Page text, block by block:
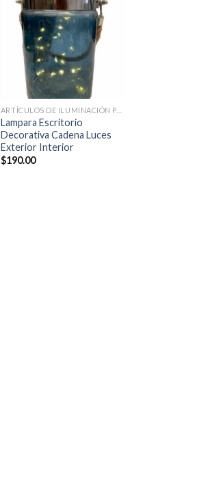
Añadir
a la
lista de
deseos
ARTÍCULOS DE ILUMINACIÓN PARA EL HOGAR
Lampara Escritorio
Decorativa Cadena Luces
Exterior Interior
$190.00